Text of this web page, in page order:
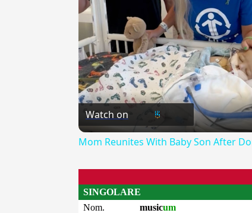
Watch on
Mom Reunites With Baby Son After
SINGOLARE
Nom.
musicum